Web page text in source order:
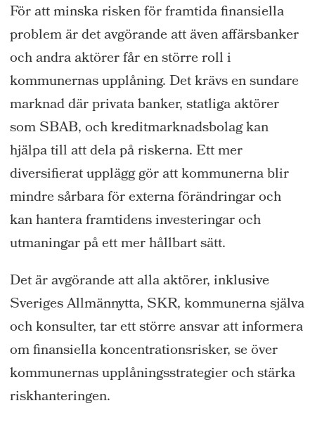
För att minska risken för framtida finansiella
problem är det avgörande att även affärsbanker
och andra aktörer får en större roll i
kommunernas upplåning. Det krävs en sundare
marknad där privata banker, statliga aktörer
som SBAB, och kreditmarknadsbolag kan
hjälpa till att dela på riskerna. Ett mer
diversifierat upplägg gör att kommunerna blir
mindre sårbara för externa förändringar och
kan hantera framtidens investeringar och
utmaningar på ett mer hållbart sätt.
Det är avgörande att alla aktörer, inklusive
Sveriges Allmännytta, SKR, kommunerna själva
och konsulter, tar ett större ansvar att informera
om finansiella koncentrationsrisker, se över
kommunernas upplåningsstrategier och stärka
riskhanteringen.